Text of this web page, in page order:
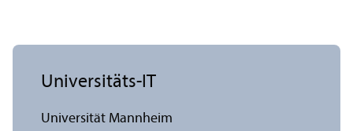
Universitäts-IT
Universität Mannheim